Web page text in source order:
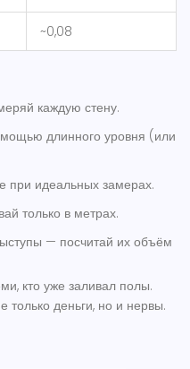
~0,08
каждую стену.
длинного уровня (или
при идеальных замерах.
только в метрах.
— посчитай их объём
кто уже заливал полы.
только деньги, но и нервы.